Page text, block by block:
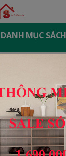
DANH MỤC SÁCH
Tài Liệu Học Tập